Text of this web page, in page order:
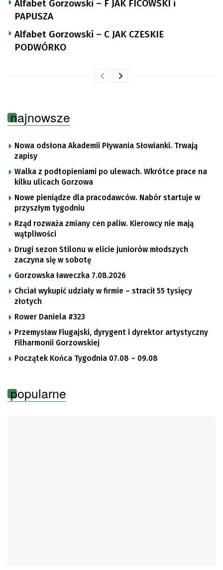
Alfabet Gorzowski – F JAK FICOWSKI i
PAPUSZA
Alfabet Gorzowski – C JAK CZESKIE
PODWÓRKO
najnowsze
Nowa odsłona Akademii Pływania Słowianki. Trwają
zapisy
Walka z podtopieniami po ulewach. Wkrótce prace na
kilku ulicach Gorzowa
Nowe pieniądze dla pracodawców. Nabór startuje w
przyszłym tygodniu
Rząd rozważa zmiany cen paliw. Kierowcy nie mają
wątpliwości
Drugi sezon Stilonu w elicie juniorów młodszych
zaczyna się w sobotę
Gorzowska ławeczka 7.08.2026
Chciał wykupić udziały w firmie – stracił 55 tysięcy
złotych
Rower Daniela #323
Przemysław Fiugajski, dyrygent i dyrektor artystyczny
Filharmonii Gorzowskiej
Początek Końca Tygodnia 07.08 – 09.08
popularne